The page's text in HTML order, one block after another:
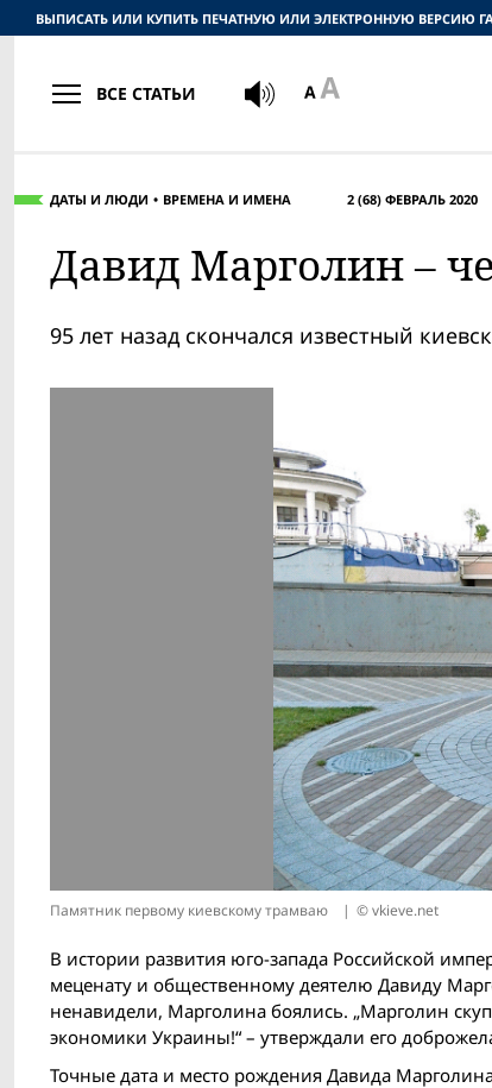
ДАТЫ И ЛЮДИ ВРЕМЕНА И ИМЕНА 2 (68) ФЕВРАЛЬ 2020
Давид Марголин –
95 лет назад скончался известный
Памятник первому киевскому трамваю © vkieve.net
В истории развития юго-запада Российской
меценату и общественному деятелю Давиду
ненавидели, Марголина боялись. „Марголин
экономики Украины!“ – утверждали его
Точные дата и место рождения Давида
ВЫПИСАТЬ ИЛИ КУПИТЬ ПЕЧАТНУЮ ИЛИ ЭЛЕКТРОННУЮ ВЕРСИЮ
ВСЕ СТАТЬИ